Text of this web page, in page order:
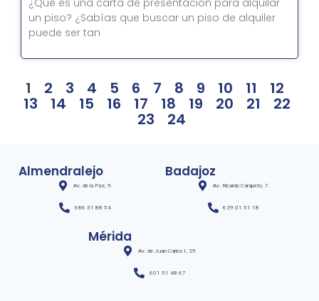
un piso? ¿Sabías que buscar un piso de alquiler
puede ser tan
1 2 3 4 5 6 7 8 9 10 11 12
13 14 15 16 17 18 19 20 21 22
23 24
Almendralejo
Av. de la Paz, 9.
686 31 88 54
Badajoz
Av. Ricardo Carapeto, 7.
629 01 51 18
Mérida
Av. de Juan Carlos I, 29.
601 51 48 67